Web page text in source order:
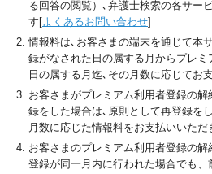
る回答の閲覧）､弁護士検索の各サー
す[ よくあるお問い合わせ
情報料は､お客さまの端末を通じて本
録がなされた日の属する月からプレ
日の属する月迄､その月数に応じてお
お客さまがプレミアム利用者登録の
録をした場合は､原則として再登録を
月数に応じた情報料をお支払いいただ
お客さまのプレミアム利用者登録の
登録が同一月内に行われた場合でも